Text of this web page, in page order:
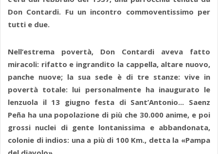
Don Contardi. Fu un incontro commoventissimo per
tutti e due.
Nell’estrema povertà, Don Contardi aveva fatto
miracoli: rifatto e ingrandito la cappella, altare nuovo,
panche nuove; la sua sede è di tre stanze: vive in
povertà totale: lui personalmente ha inaugurato le
lenzuola il 13 giugno festa di Sant’Antonio... Saenz
Peña ha una popolazione di più che 30.000 anime, e poi
grossi nuclei di gente lontanissima e abbandonata,
colonie di indios: una a più di 100 Km., detta la «Pampa